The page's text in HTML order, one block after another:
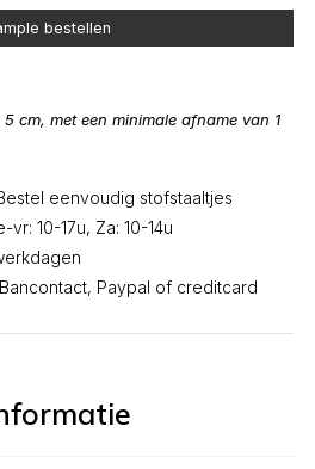
bestellen
cm, met een minimale afname van 1
eenvoudig stofstaaltjes
vr: 10-17u, Za: 10-14u
Paypal of creditcard